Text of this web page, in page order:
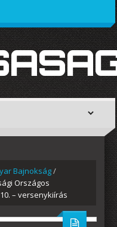
Bajnokság/
Országos
– versenykiírás